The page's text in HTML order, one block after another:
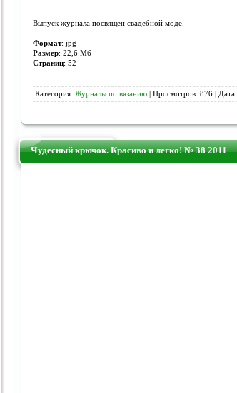
Выпуск журнала посвящен свадебной моде.
Формат: jpg
Размер: 22,6 Мб
Страниц: 52
Категория: Журналы по вязанию | Просмотров: 876 | Дата:
Чудесный крючок. Красиво и легко! № 38 2011